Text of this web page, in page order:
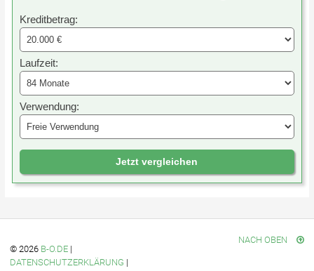
Kreditbetrag:
Laufzeit:
Verwendung:
Jetzt vergleichen
© 2026 B-O.DE |
DATENSCHUTZERKLÄRUNG |
NACH OBEN